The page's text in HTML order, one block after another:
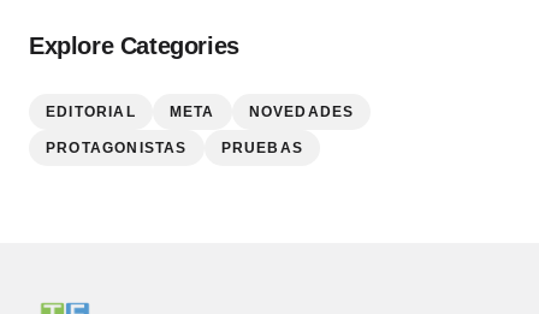
Explore Categories
EDITORIAL META NOVEDADES
PROTAGONISTAS PRUEBAS